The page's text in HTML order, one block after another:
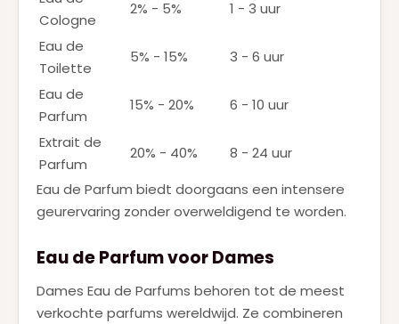
Cologne
2% - 5%
1 - 3 uur
Eau de
Toilette
5% - 15%
3 - 6 uur
Eau de
Parfum
15% - 20%
6 - 10 uur
Extrait de
Parfum
20% - 40%
8 - 24 uur
Eau de Parfum biedt doorgaans een intensere
geurervaring zonder overweldigend te worden.
Eau de Parfum voor Dames
Dames Eau de Parfums behoren tot de meest
verkochte parfums wereldwijd. Ze combineren